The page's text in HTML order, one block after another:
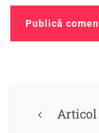
Articol